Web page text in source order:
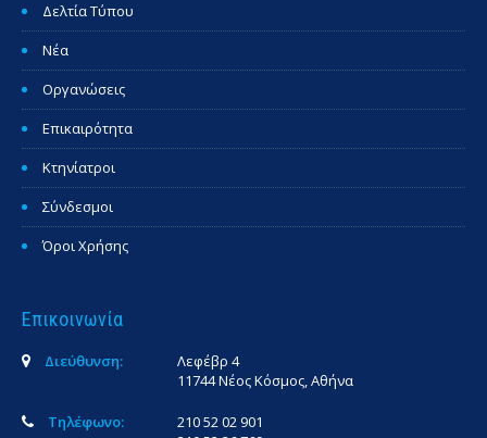
Δελτία Τύπου
Νέα
Οργανώσεις
Επικαιρότητα
Κτηνίατροι
Σύνδεσμοι
Όροι Χρήσης
Επικοινωνία
Διεύθυνση:
Λεφέβρ 4
11744 Νέος Κόσμος, Αθήνα
Τηλέφωνο:
210 52 02 901